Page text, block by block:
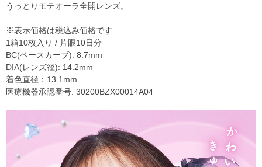
うっとりモテオーラ全開レンズ。
※表示価格は税込み価格です
1箱10枚入り / 片眼10日分
BC(ベースカーブ): 8.7mm
DIA(レンズ径): 14.2mm
着色直径：13.1mm
医療機器承認番号: 30200BZX00014A04